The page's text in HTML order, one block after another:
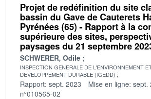
Projet de redéfinition du site
bassin du Gave de Cauterets
Pyrénées (65) - Rapport à la
supérieure des sites,
paysages du 21 septembre
SCHWERER, Odile
INSPECTION GENERALE DE L'ENVIRONNEMENT
DEVELOPPEMENT DURABLE (IGEDD)
Rapport: sept. 2023 Mise en ligne: sept.
n°010565-02